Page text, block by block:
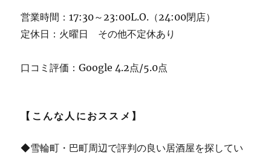
営業時間：17:30～23:00L.O.（24:00閉店）
定休日：火曜日 その他不定休あり
口コミ評価：Google 4.2点/5.0点
【こんな人におススメ】
◆雪輪町・巴町周辺で評判の良い居酒屋を探してい